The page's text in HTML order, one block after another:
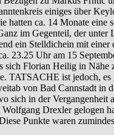
einiges über
ca. 14 Monate
im Gegenteil, der
ein Stelldichein mit
Uhr am 15
sich Florian Heilig in
TATSACHE ist jedoch,
von Bad Cannstadt
sich in der
Drexler
Punkte waren